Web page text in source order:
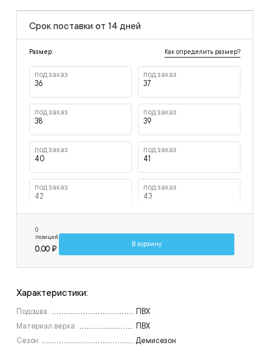
Срок поставки от 14 дней
Размер: Как определить размер?
под заказ
36
под заказ
37
под заказ
38
под заказ
39
под заказ
40
под заказ
41
под заказ
42
под заказ
43
44
45
0
позиций
0,00 ₽
В корзину
Характеристики:
Подошва:
ПВХ
Материал верха:
ПВХ
Сезон:
Демисезон